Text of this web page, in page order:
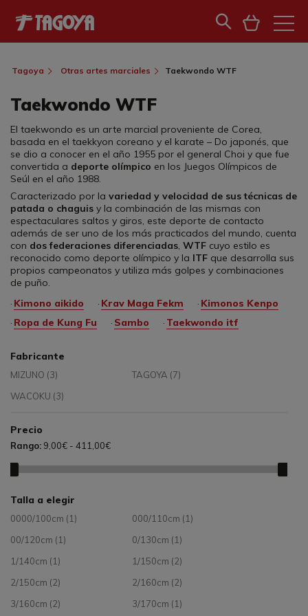
Tagoya Otras artes marciales Taekwondo WTF
Taekwondo WTF
El taekwondo es un arte marcial proveniente de Corea,
basada en el taekkyon coreano y el karate – Do japonés, que
se dio a conocer en el año 1955 por el general Choi y que fue
convertida a deporte olímpico en los Juegos Olímpicos de
Seúl en el año 1988.
Caracterizado por la variedad y velocidad de sus técnicas de
patada o chaguis y la combinación de las mismas con
espectaculares saltos y giros, este deporte de contacto
además de ser uno de los más practicados del mundo, cuenta
con dos federaciones diferenciadas, WTF cuyo estilo es
reconocido como deporte olímpico y la ITF que desarrolla sus
propios campeonatos y utiliza más golpes y combinaciones
de puño.
Kimono aikido
Krav Maga Fekm
Kimonos Kenpo
Ropa de Kung Fu
Sambo Taekwondo itf
Fabricante
MIZUNO (3) TAGOYA (7)
WACOKU (3)
Precio
Rango: 9,00€ - 411,00€
Talla a elegir
0000/100cm (1) 000/110cm (1)
00/120cm (1) 0/130cm (1)
1/140cm (1) 1/150cm (2)
2/150cm (2) 2/160cm (2)
3/160cm (2) 3/170cm (1)